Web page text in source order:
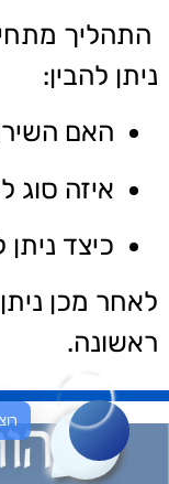
התהליך
ניתן להבין:
האם
איזה סוג
כיצד
לאחר מכן
ראשונה.